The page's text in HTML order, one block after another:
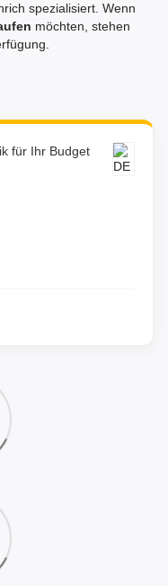
spezialisiert. Wenn
möchten, stehen
für Ihr Budget